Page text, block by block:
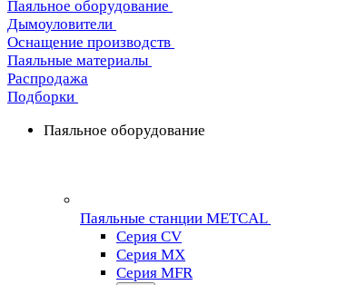
Паяльное оборудование
Дымоуловители
Оснащение производств
Паяльные материалы
Распродажа
Подборки
Паяльное оборудование
Паяльные станции METCAL
Серия CV
Серия MX
Серия MFR